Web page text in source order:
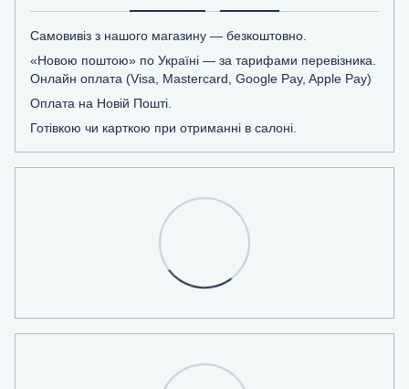
Самовивіз з нашого магазину — безкоштовно.
«Новою поштою» по Україні — за тарифами перевізника.
Онлайн оплата (Visa, Mastercard, Google Pay, Apple Pay)
Оплата на Новій Пошті.
Готівкою чи карткою при отриманні в салоні.